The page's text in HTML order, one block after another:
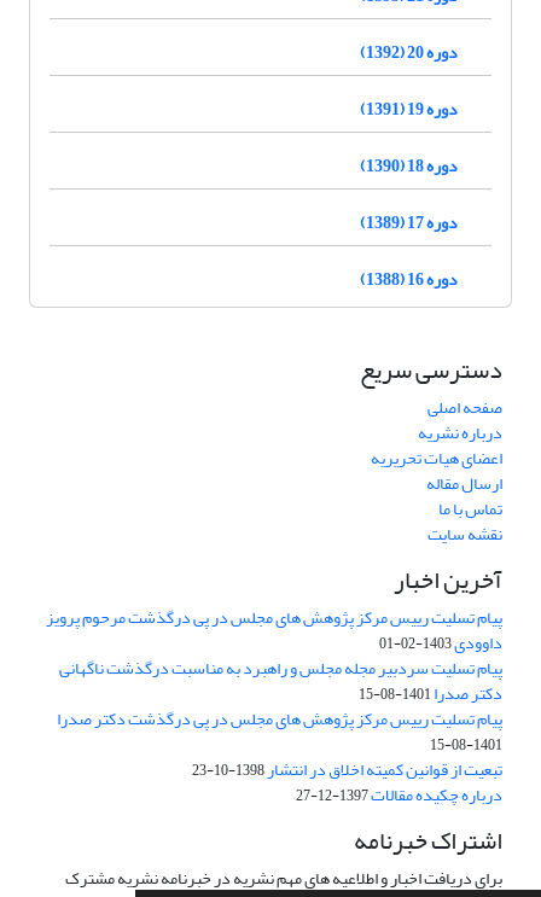
دوره 20 (1392)
دوره 19 (1391)
دوره 18 (1390)
دوره 17 (1389)
دوره 16 (1388)
دسترسی سریع
صفحه اصلی
درباره نشریه
اعضای هیات تحریریه
ارسال مقاله
تماس با ما
نقشه سایت
آخرین اخبار
پیام تسلیت رییس مرکز پژوهش های مجلس در پی درگذشت مرحوم پرویز
داوودی1403-02-01
پیام تسلیت سردبیر مجله مجلس و راهبرد به مناسبت درگذشت ناگهانی
دکتر صدرا1401-08-15
پیام تسلیت رییس مرکز پژوهش های مجلس در پی درگذشت دکتر صدرا
1401-08-15
تبعیت از قوانین کمیته اخلاق در انتشار1398-10-23
درباره چکیده مقالات1397-12-27
اشتراک خبرنامه
برای دریافت اخبار و اطلاعیه های مهم نشریه در خبرنامه نشریه مشترک